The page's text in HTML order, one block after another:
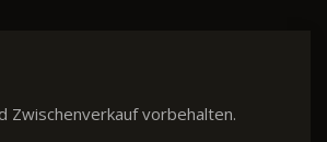
Zwischenverkauf vorbehalten.